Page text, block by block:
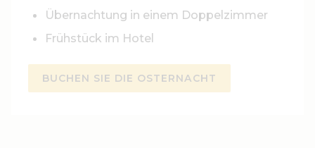
Übernachtung in einem Doppelzimmer
Frühstück im Hotel
BUCHEN SIE DIE OSTERNACHT